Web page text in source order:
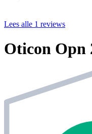
Lees alle 1 reviews
Oticon